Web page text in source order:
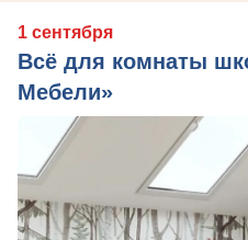
1 сентября
Всё для комнаты
Мебели»